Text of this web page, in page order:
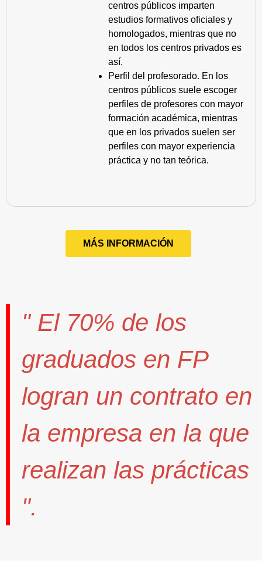
centros públicos imparten
estudios formativos oficiales y
homologados, mientras que no
en todos los centros privados es
así.
Perfil del profesorado. En los
centros públicos suele escoger
perfiles de profesores con mayor
formación académica, mientras
que en los privados suelen ser
perfiles con mayor experiencia
práctica y no tan teórica.
MÁS INFORMACIÓN
" El 70% de los
graduados en FP
logran un contrato en
la empresa en la que
realizan las prácticas
".